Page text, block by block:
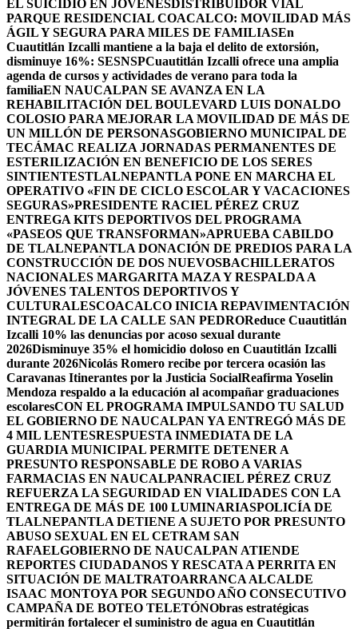
EL SUICIDIO EN JÓVENES DISTRIBUIDOR VIAL
PARQUE RESIDENCIAL COACALCO: MOVILIDAD MÁS
ÁGIL Y SEGURA PARA MILES DE FAMILIASEn
Cuautitlán Izcalli mantiene a la baja el delito de extorsión,
disminuye 16%: SESNSPCuautitlán Izcalli ofrece una amplia
agenda de cursos y actividades de verano para toda la
familiaEN NAUCALPAN SE AVANZA EN LA
REHABILITACIÓN DEL BOULEVARD LUIS DONALDO
COLOSIO PARA MEJORAR LA MOVILIDAD DE MÁS DE
UN MILLÓN DE PERSONASGOBIERNO MUNICIPAL DE
TECÁMAC REALIZA JORNADAS PERMANENTES DE
ESTERILIZACIÓN EN BENEFICIO DE LOS SERES
SINTIENTESTLALNEPANTLA PONE EN MARCHA EL
OPERATIVO «FIN DE CICLO ESCOLAR Y VACACIONES
SEGURAS»PRESIDENTE RACIEL PÉREZ CRUZ
ENTREGA KITS DEPORTIVOS DEL PROGRAMA
«PASEOS QUE TRANSFORMAN»APRUEBA CABILDO
DE TLALNEPANTLA DONACIÓN DE PREDIOS PARA LA
CONSTRUCCIÓN DE DOS NUEVOSBACHILLERATOS
NACIONALES MARGARITA MAZA Y RESPALDA A
JÓVENES TALENTOS DEPORTIVOS Y
CULTURALESCOACALCO INICIA REPAVIMENTACIÓN
INTEGRAL DE LA CALLE SAN PEDROReduce Cuautitlán
Izcalli 10% las denuncias por acoso sexual durante
2026Disminuye 35% el homicidio doloso en Cuautitlán Izcalli
durante 2026Nicolás Romero recibe por tercera ocasión las
Caravanas Itinerantes por la Justicia SocialReafirma Yoselin
Mendoza respaldo a la educación al acompañar graduaciones
escolaresCON EL PROGRAMA IMPULSANDO TU SALUD
EL GOBIERNO DE NAUCALPAN YA ENTREGÓ MÁS DE
4 MIL LENTESRESPUESTA INMEDIATA DE LA
GUARDIA MUNICIPAL PERMITE DETENER A
PRESUNTO RESPONSABLE DE ROBO A VARIAS
FARMACIAS EN NAUCALPANRACIEL PÉREZ CRUZ
REFUERZA LA SEGURIDAD EN VIALIDADES CON LA
ENTREGA DE MÁS DE 100 LUMINARIASPOLICÍA DE
TLALNEPANTLA DETIENE A SUJETO POR PRESUNTO
ABUSO SEXUAL EN EL CETRAM SAN
RAFAELGOBIERNO DE NAUCALPAN ATIENDE
REPORTES CIUDADANOS Y RESCATA A PERRITA EN
SITUACIÓN DE MALTRATOARRANCA ALCALDE
ISAAC MONTOYA POR SEGUNDO AÑO CONSECUTIVO
CAMPAÑA DE BOTEO TELETÓNObras estratégicas
permitirán fortalecer el suministro de agua en Cuautitlán